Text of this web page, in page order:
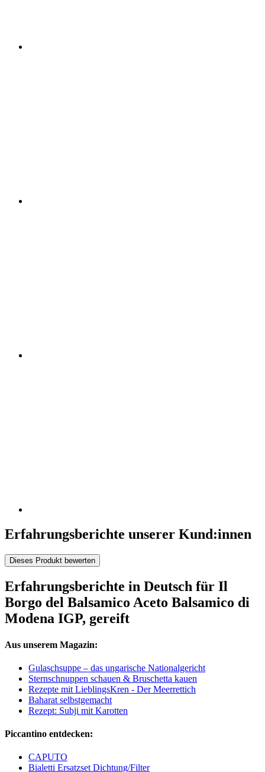
Erfahrungsberichte unserer Kund:innen
Dieses Produkt bewerten
Erfahrungsberichte in Deutsch für Il
Borgo del Balsamico Aceto Balsamico di
Modena IGP, gereift
Aus unserem Magazin:
Gulaschsuppe – das ungarische Nationalgericht
Sternschnuppen schauen & Bruschetta kauen
Rezepte mit LieblingsKren - Der Meerrettich
Baharat selbstgemacht
Rezept: Subji mit Karotten
Piccantino entdecken:
CAPUTO
Bialetti Ersatzset Dichtung/Filter